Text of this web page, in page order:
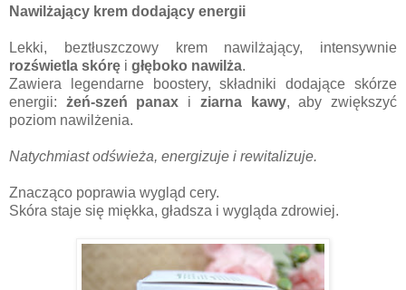
Nawilżający krem dodający energii
Lekki, beztłuszczowy krem nawilżający, intensywnie
rozświetla skórę i głęboko nawilża.
Zawiera legendarne boostery, składniki dodające skórze
energii: żeń-szeń panax i ziarna kawy, aby zwiększyć
poziom nawilżenia.
Natychmiast odświeża, energizuje i rewitalizuje.
Znacząco poprawia wygląd cery.
Skóra staje się miękka, gładsza i wygląda zdrowiej.